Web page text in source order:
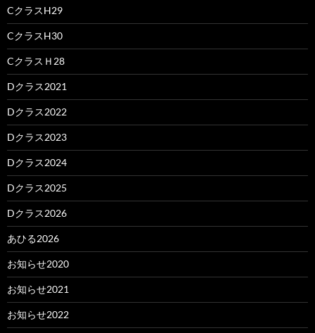
CクラスH29
CクラスH30
CクラスＨ28
Dクラス2021
Dクラス2022
Dクラス2023
Dクラス2024
Dクラス2025
Dクラス2026
あひる2026
お知らせ2020
お知らせ2021
お知らせ2022